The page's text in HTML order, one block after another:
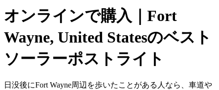
オンラインで購入｜Fort
Wayne, United Statesのベスト
ソーラーポストライト
日没後にFort Wayne周辺を歩いたことがある人なら、車道や